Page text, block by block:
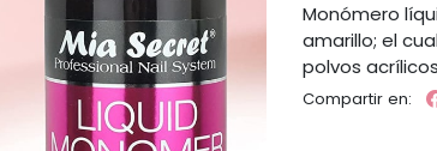
Monómero
amarillo; el
polvos
Compartir en: